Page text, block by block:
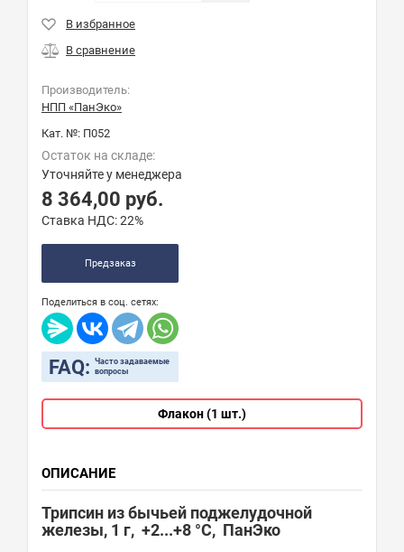
Производитель:
НПП «ПанЭко»
Кат. №: П052
Остаток на складе:
Уточняйте у менеджера
8 364,00 руб.
Ставка НДС:22%
Предзаказ
Поделиться в соц. сетях:
FAQ: Часто задаваемые
вопросы
Флакон (1 шт.)
ОПИСАНИЕ
Трипсин из бычьей поджелудочной
железы, 1 г, +2...+8 °С, ПанЭко